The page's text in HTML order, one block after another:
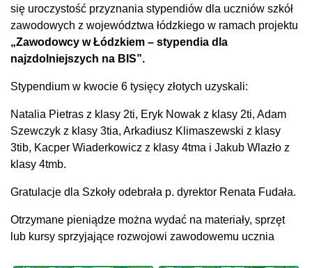
się uroczystość przyznania stypendiów dla uczniów szkół
zawodowych z województwa łódzkiego w ramach projektu
„Zawodowcy w Łódzkiem – stypendia dla
najzdolniejszych na BIS”.
Stypendium w kwocie 6 tysięcy złotych uzyskali:
Natalia Pietras z klasy 2ti, Eryk Nowak z klasy 2ti, Adam
Szewczyk z klasy 3tia, Arkadiusz Klimaszewski z klasy
3tib, Kacper Wiaderkowicz z klasy 4tma i Jakub Wlazło z
klasy 4tmb.
Gratulacje dla Szkoły odebrała p. dyrektor Renata Fudała.
Otrzymane pieniądze można wydać na materiały, sprzęt
lub kursy sprzyjające rozwojowi zawodowemu ucznia